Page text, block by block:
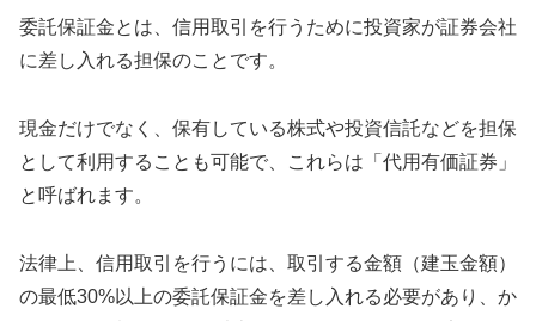
委託保証金とは、信用取引を行うために投資家が証券会社
に差し入れる担保のことです。
現金だけでなく、保有している株式や投資信託などを担保
として利用することも可能で、これらは「代用有価証券」
と呼ばれます。
法律上、信用取引を行うには、取引する金額（建玉金額）
の最低30%以上の委託保証金を差し入れる必要があり、か